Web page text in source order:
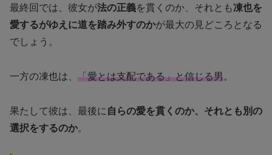
最終回では、彼女が法の正義を貫くのか、それとも凍也を
愛するがゆえに道を踏み外すのかが最大の見どころとなる
でしょう。
一方の凍也は、 「愛とは支配である」と信じる男。
果たして彼は、最後に 自らの愛を貫くのか、それとも別の
選択をするのか。